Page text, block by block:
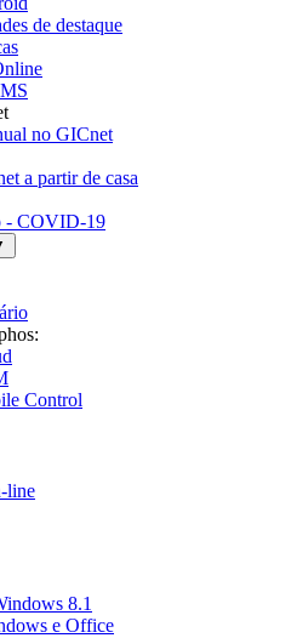
de destaque
no GICnet
a partir de casa
- COVID-19
Control
line
8.1
e Office